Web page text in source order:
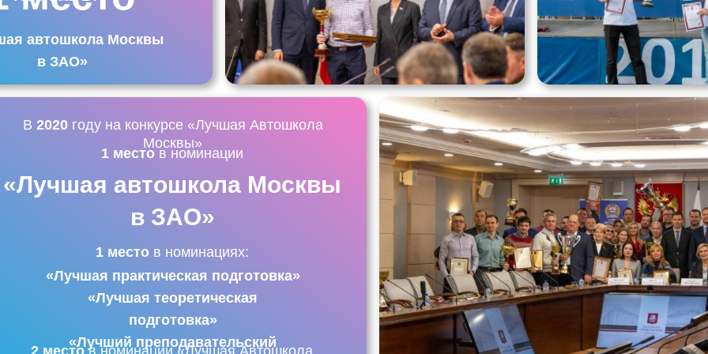
В 2020году на конкурсе «Лучшая Автошкола
Москвы»
автошкола Москвы
в ЗАО»
«Лучшая автошкола Москвы
в ЗАО»
1 место в номинации
1 место в номинациях:
«Лучшая практическая подготовка»
«Лучшая теоретическая
подготовка»
«Лучший преподавательский
2 местов номинации «Лучшая Автошкола